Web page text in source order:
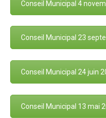
Conseil Municipal 4
Conseil Municipal 23
Conseil Municipal 24 juin
Conseil Municipal 13 mai